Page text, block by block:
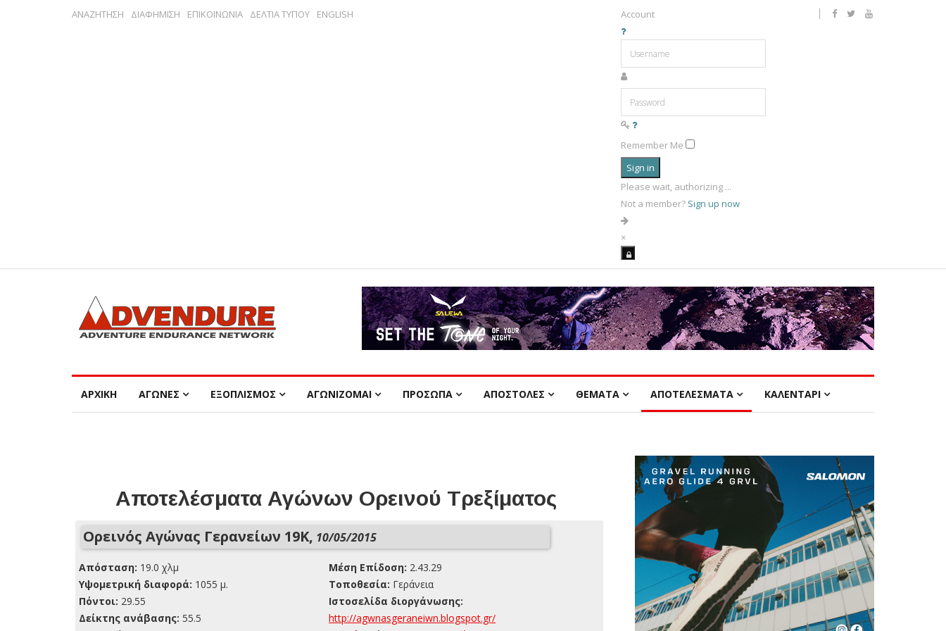
ΑΝΑΖΗΤΗΣΗ ΔΙΑΦΗΜΙΣΗ ΕΠΙΚΟΙΝΩΝΙΑ ΔΕΛΤΙΑ ΤΥΠΟΥ ENGLISH Account
Remember Me
Sign in
Please wait, authorizing ...
Not a member? Sign up now
×
ΑΡΧΙΚΗ ΑΓΩΝΕΣ ΕΞΟΠΛΙΣΜΟΣ ΑΓΩΝΙΖΟΜΑΙ ΠΡΟΣΩΠΑ ΑΠΟΣΤΟΛΕΣ ΘΕΜΑΤΑ ΑΠΟΤΕΛΕΣΜΑΤΑ ΚΑΛΕΝΤΑΡΙ
Αποτελέσματα Αγώνων Ορεινού Τρεξίματος
Ορεινός Αγώνας Γερανείων 19Κ, 10/05/2015
Απόσταση: 19.0 χλμ
Yψομετρική διαφορά: 1055 μ.
Πόντοι: 29.55
Δείκτης ανάβασης: 55.5
Μέση Επίδοση: 2.43.29
Τοποθεσία: Γεράνεια
Ιστοσελίδα διοργάνωσης:
http://agwnasgeraneiwn.blogspot.gr/